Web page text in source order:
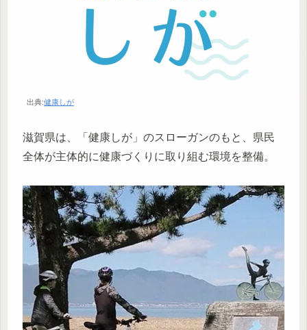
出典:健康しが
滋賀県は、「健康しが」のスローガンのもと、県民
全体が主体的に健康づくりに取り組む環境を整備。